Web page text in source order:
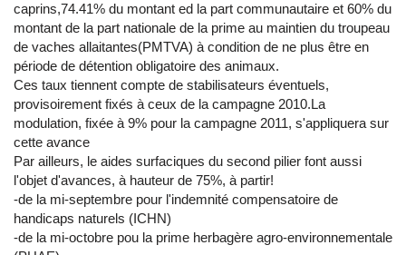
caprins,74.41% du montant ed la part communautaire et 60% du
montant de la part nationale de la prime au maintien du troupeau
de vaches allaitantes(PMTVA) à condition de ne plus être en
période de détention obligatoire des animaux.
Ces taux tiennent compte de stabilisateurs éventuels,
provisoirement fixés à ceux de la campagne 2010.La
modulation, fixée à 9% pour la campagne 2011, s'appliquera sur
cette avance
Par ailleurs, le aides surfaciques du second pilier font aussi
l'objet d'avances, à hauteur de 75%, à partir!
-de la mi-septembre pour l'indemnité compensatoire de
handicaps naturels (ICHN)
-de la mi-octobre pou la prime herbagère agro-environnementale